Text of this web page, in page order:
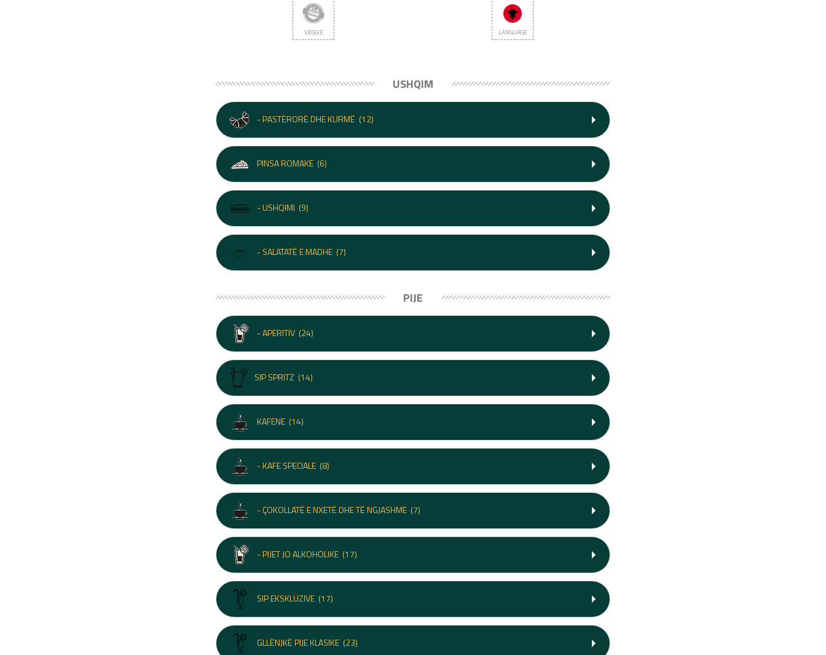
VEGGIE LANGUAGE
USHQIM
- PASTËRORË DHE KURMË (12)
PINSA ROMAKE (6)
- USHQIMI (9)
- SALATATË E MADHE (7)
PIJE
- APERITIV (24)
SIP SPRITZ (14)
KAFENE (14)
- KAFE SPECIALE (8)
- ÇOKOLLATË E NXETË DHE TË NGJASHME (7)
- PIJET JO ALKOHOLIKE (17)
SIP EKSKLUZIVE (17)
GLLËNJKË PIJE KLASIKE (23)